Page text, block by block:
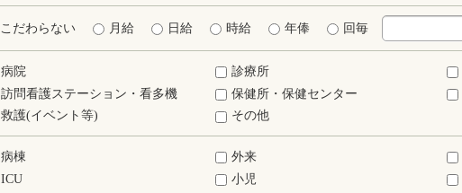
こだわらない 月給 日給 時給 年俸 回毎
病院 診療所
訪問看護ステーション・看多機
保健所・保健センター
救護(イベント等)
その他
病棟 外来
ICU
小児